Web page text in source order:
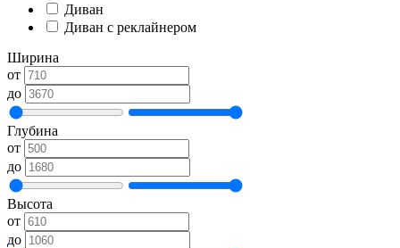
Диван
Диван с реклайнером
Ширина
от
до
Глубина
от
до
Высота
от
до